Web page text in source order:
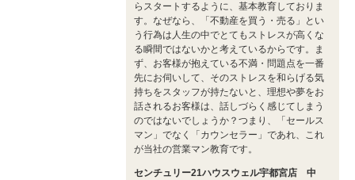
らスタートするように、基本教育しておりま
す。なぜなら、「不動産を買う・売る」とい
う行為は人生の中でとてもストレスが高くな
る瞬間ではないかと考えているからです。ま
ず、お客様が抱えている不満・問題点を一番
先にお伺いして、そのストレスを和らげる気
持ちをスタッフが持たないと、理想や夢をお
話されるお客様は、話しづらく感じてしまう
のではないでしょうか？つまり、「セールス
マン」でなく「カウンセラー」であれ、これ
が当社の営業マン教育です。
センチュリー21ハウスウェル宇都宮店 中